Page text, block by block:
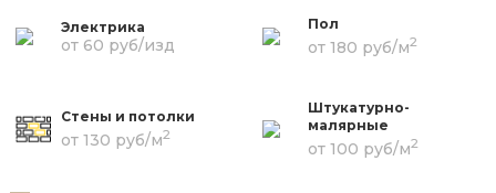
Электрика
от 60 руб/изд
Пол
от 180 руб/м2
Стены и потолки
от 130 руб/м2
Штукатурно-
малярные
от 100 руб/м2